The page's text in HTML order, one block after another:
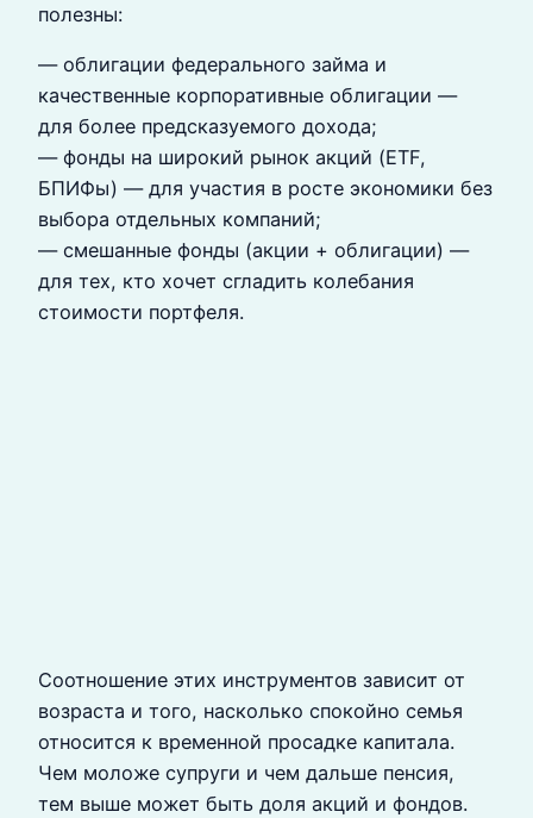
полезны:
— облигации федерального займа и
качественные корпоративные облигации —
для более предсказуемого дохода;
— фонды на широкий рынок акций (ETF,
БПИФы) — для участия в росте экономики без
выбора отдельных компаний;
— смешанные фонды (акции + облигации) —
для тех, кто хочет сгладить колебания
стоимости портфеля.
Соотношение этих инструментов зависит от
возраста и того, насколько спокойно семья
относится к временной просадке капитала.
Чем моложе супруги и чем дальше пенсия,
тем выше может быть доля акций и фондов.